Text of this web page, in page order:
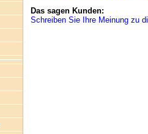
Das sagen Kunden:
Schreiben Sie Ihre Meinung zu